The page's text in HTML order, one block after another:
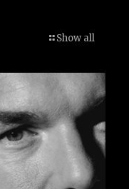
Show all